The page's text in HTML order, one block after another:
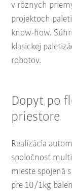
v rôznych
projektoch
know-how.
klasickej
robotov.
Dopyt po
priestore
Realizácia
spoločnosť
mieste spojená
pre 10/1kg